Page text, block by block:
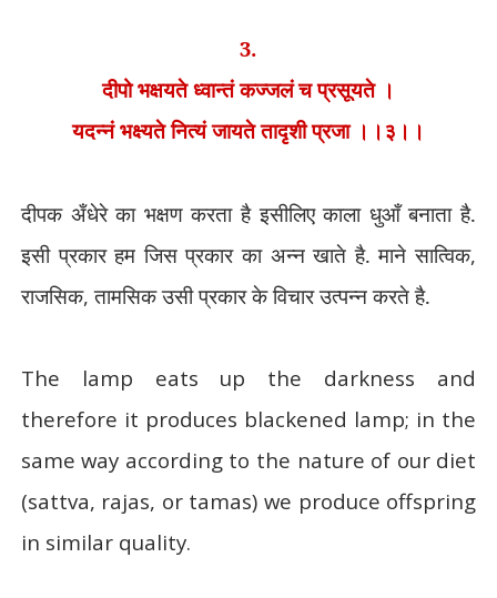
3.
दीपो भक्षयते ध्वान्तं कज्जलं च प्रसूयते ।
यदन्नं भक्ष्यते नित्यं जायते तादृशी प्रजा ।।३।।
दीपक अँधेरे का भक्षण करता है इसीलिए काला धुआँ बनाता है.
इसी प्रकार हम जिस प्रकार का अन्न खाते है. माने सात्विक,
राजसिक,तामसिक उसी प्रकार के विचार उत्पन्न करते है.
The lamp eats up the darkness and
therefore it produces blackened lamp; in the
same way according to the nature of our diet
(sattva, rajas, or tamas) we produce offspring
in similar quality.